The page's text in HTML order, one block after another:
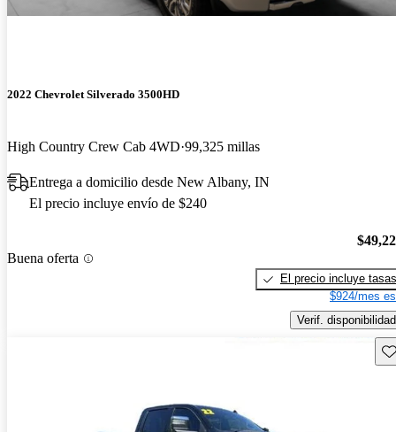
2022 Chevrolet Silverado 3500HD
High Country Crew Cab 4WD 99,325 millas
Entrega a domicilio desde New Albany, IN
El precio incluye envío de $240
Buena oferta
El precio incluye tasas
$924/mes
Verif. disponibilidad